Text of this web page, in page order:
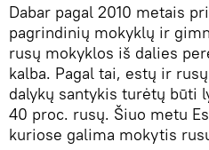
Dabar pagal 2010 metais
pagrindinių mokyklų ir
rusų mokyklos iš dalies
kalba. Pagal tai, estų ir
dalykų santykis turėtų būti
40 proc. rusų. Šiuo metu
kuriose galima mokytis